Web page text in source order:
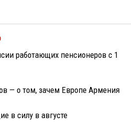
работающих пенсионеров с 1
— о том, зачем Европе Армения
в силу в августе